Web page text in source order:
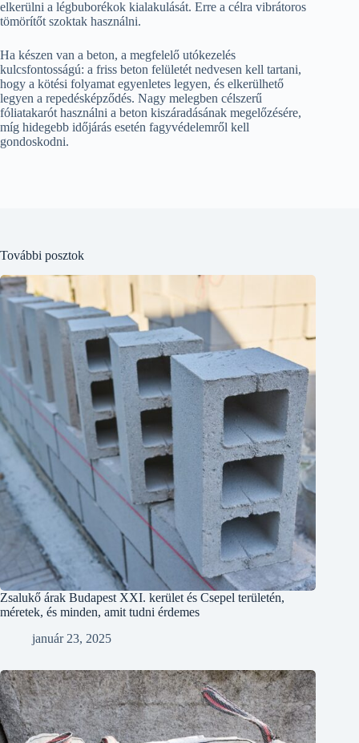
elkerülni a légbuborékok kialakulását. Erre a célra vibrátoros
tömörítőt szoktak használni.
Ha készen van a beton, a megfelelő utókezelés
kulcsfontosságú: a friss beton felületét nedvesen kell tartani,
hogy a kötési folyamat egyenletes legyen, és elkerülhető
legyen a repedésképződés. Nagy melegben célszerű
fóliatakarót használni a beton kiszáradásának megelőzésére,
míg hidegebb időjárás esetén fagyvédelemről kell
gondoskodni.
További posztok
Zsalukő árak Budapest XXI. kerület és Csepel területén,
méretek, és minden, amit tudni érdemes
január 23, 2025